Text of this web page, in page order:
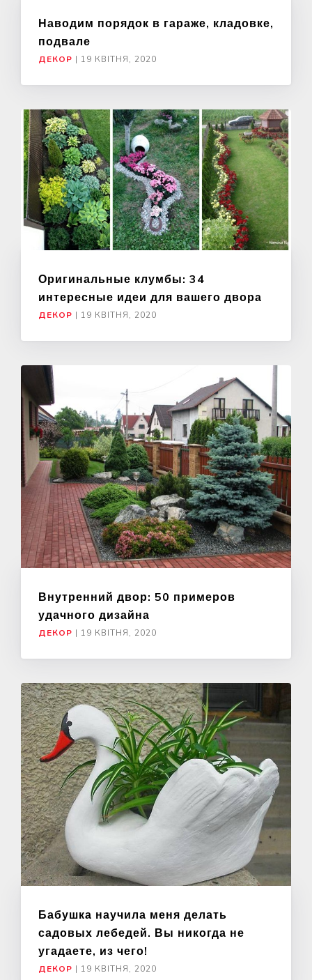
Наводим порядок в гараже, кладовке,
подвале
ДЕКОР | 19 КВІТНЯ, 2020
Оригинальные клумбы: 34
интересные идеи для вашего двора
ДЕКОР | 19 КВІТНЯ, 2020
Внутренний двор: 50 примеров
удачного дизайна
ДЕКОР | 19 КВІТНЯ, 2020
Бабушка научила меня делать
садовых лебедей. Вы никогда не
угадаете, из чего!
ДЕКОР | 19 КВІТНЯ, 2020